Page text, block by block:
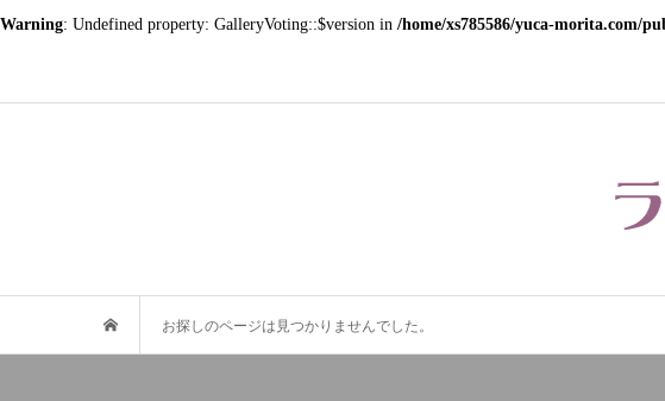
Warning: Undefined property: GalleryVoting::$version in /home/xs785586/yuca-morita.com/
お探しのページは見つかりませんでした。